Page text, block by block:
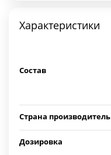
Характеристики
Состав
Страна производитель
Дозировка